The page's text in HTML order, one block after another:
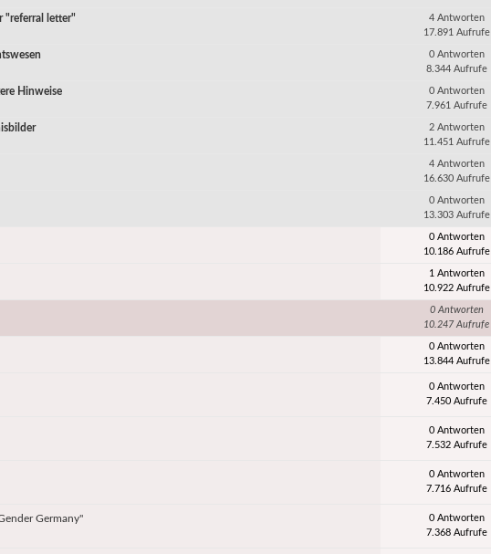
"referral letter"
4 Antworten
17.891 Aufrufe
0 Antworten
8.344 Aufrufe
Hinweise
0 Antworten
7.961 Aufrufe
2 Antworten
11.451 Aufrufe
4 Antworten
16.630 Aufrufe
0 Antworten
13.303 Aufrufe
0 Antworten
10.186 Aufrufe
1 Antworten
10.922 Aufrufe
0 Antworten
10.247 Aufrufe
0 Antworten
13.844 Aufrufe
0 Antworten
7.450 Aufrufe
0 Antworten
7.532 Aufrufe
0 Antworten
7.716 Aufrufe
Germany"
0 Antworten
7.368 Aufrufe